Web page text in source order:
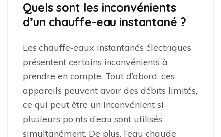
Quels sont les inconvénients
d’un chauffe-eau instantané ?
Les chauffe-eaux instantanés électriques
présentent certains inconvénients à
prendre en compte. Tout d’abord, ces
appareils peuvent avoir des débits limités,
ce qui peut être un inconvénient si
plusieurs points d’eau sont utilisés
simultanément. De plus, l’eau chaude